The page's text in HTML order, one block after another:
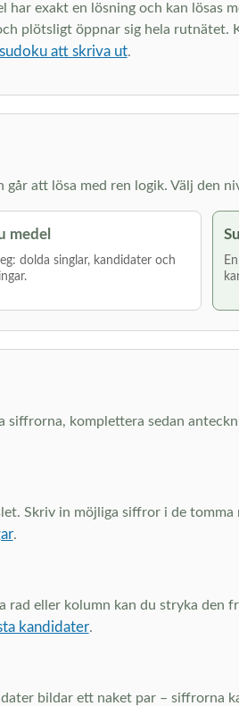
har exakt en lösning och kan
plötsligt öppnar sig hela rutnätet.
att skriva ut.
att lösa med ren logik. Välj den
medel
dolda singlar, kandidater och
siffrorna, komplettera sedan
Skriv in möjliga siffror i de
.
rad eller kolumn kan du stryka
kandidater.
bildar ett naket par – siffrorna